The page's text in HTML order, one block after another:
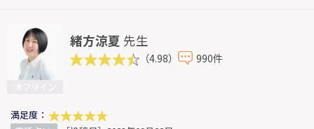
緒方涼夏 先生
（4.98） 990件
満足度：